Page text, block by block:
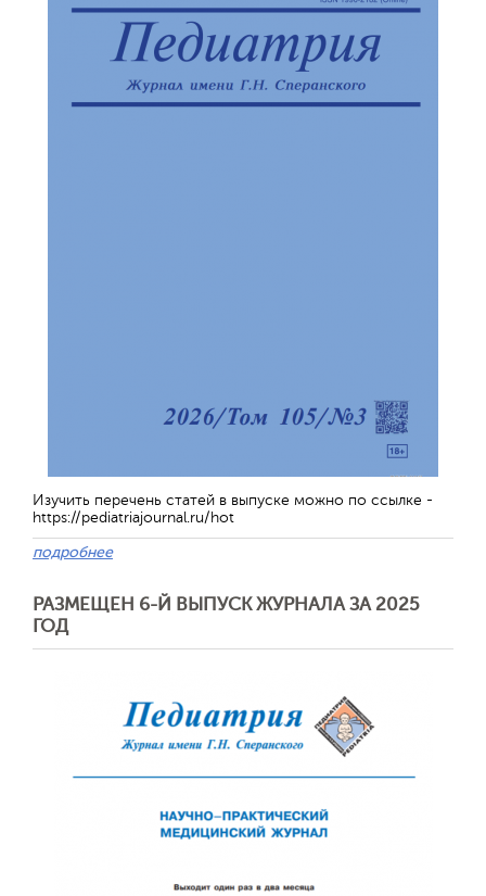
Изучить перечень статей в выпуске можно по ссылке -
https://pediatriajournal.ru/hot
подробнее
РАЗМЕЩЕН 6-Й ВЫПУСК ЖУРНАЛА ЗА 2025
ГОД
Отправить